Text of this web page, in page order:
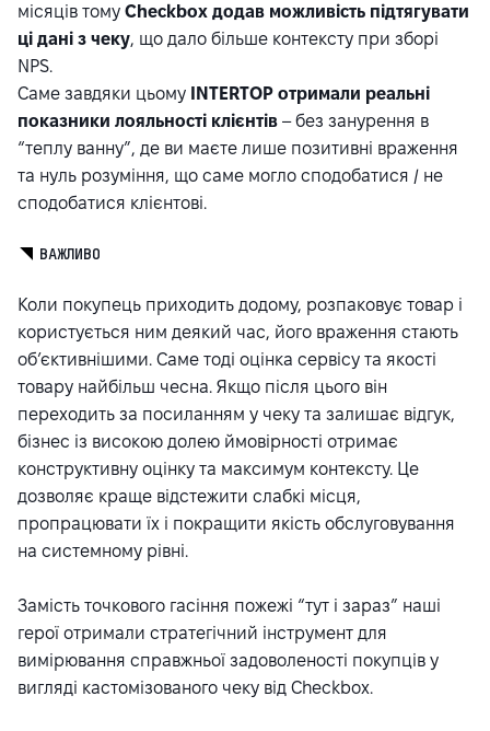
місяців тому Checkbox додав можливість підтягувати
ці дані з чеку, що дало більше контексту при зборі
NPS.
Саме завдяки цьому INTERTOP отримали реальні
показники лояльності клієнтів – без занурення в
“теплу ванну”, де ви маєте лише позитивні враження
та нуль розуміння, що саме могло сподобатися / не
сподобатися клієнтові.
ВАЖЛИВО
Коли покупець приходить додому, розпаковує товар і
користується ним деякий час, його враження стають
об’єктивнішими. Саме тоді оцінка сервісу та якості
товару найбільш чесна. Якщо після цього він
переходить за посиланням у чеку та залишає відгук,
бізнес із високою долею ймовірності отримає
конструктивну оцінку та максимум контексту. Це
дозволяє краще відстежити слабкі місця,
пропрацювати їх і покращити якість обслуговування
на системному рівні.
Замість точкового гасіння пожежі “тут і зараз” наші
герої отримали стратегічний інструмент для
вимірювання справжньої задоволеності покупців у
вигляді кастомізованого чеку від Checkbox.